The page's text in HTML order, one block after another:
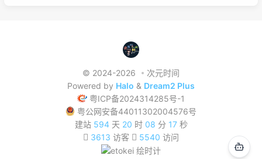
© 2024-2026
次元时间
Powered by Halo & Dream2 Plus
粤ICP备2024314285号-1
粤公网安备44011302004576号
建站 594 天 20 时 08 分 18 秒
3613 访客 5540 访问